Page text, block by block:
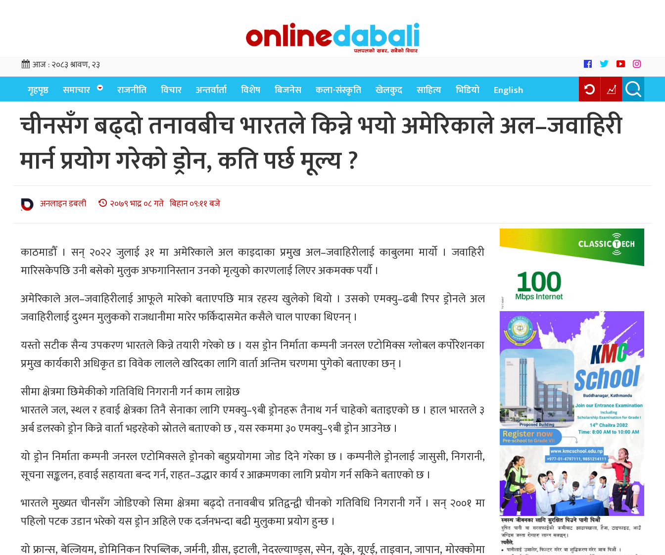
आज :२०८३ श्रावण, २३
गृहपृष्ठ समाचार राजनीति विचार अन्तर्वार्ता विशेष बिजनेस कला-संस्कृति खेलकुद साहित्य भिडियो English
चीनसँग बढ्दो तनावबीच भारतले किन्ने भयो अमेरिकाले अल–जवाहिरी
मार्न प्रयोग गरेको ड्रोन, कति पर्छ मूल्य ?
अनलाइन डबली २०७९ भाद्र ०८ गते बिहान ०९:११ बजे
काठमाडौँ । सन् २०२२ जुलाई ३१ मा अमेरिकाले अल काइदाका प्रमुख अल–जवाहिरीलाई काबुलमा मार्यो । जवाहिरी
मारिसकेपछि उनी बसेको मुलुक अफगानिस्तान उनको मृत्युको कारणलाई लिएर अकमक्क पर्यौ ।
अमेरिकाले अल–जवाहिरीलाई आफूले मारेको बताएपछि मात्र रहस्य खुलेको थियो । उसको एमक्यु–ढबी रिपर ड्रोनले अल
जवाहिरीलाई दुश्मन मुलुकको राजधानीमा मारेर फर्किदासमेत कसैले चाल पाएका थिएनन् ।
यस्तो सटीक सैन्य उपकरण भारतले किन्ने तयारी गरेको छ । यस ड्रोन निर्माता कम्पनी जनरल एटोमिक्स ग्लोबल कर्पोरेशनका
प्रमुख कार्यकारी अधिकृत डा विवेक लालले खरिदका लागि वार्ता अन्तिम चरणमा पुगेको बताएका छन् ।
सीमा क्षेत्रमा छिमेकीको गतिविधि निगरानी गर्न काम लाग्नेछ
भारतले जल, स्थल र हवाई क्षेत्रका तिनै सेनाका लागि एमक्यु–९बी ड्रोनहरू तैनाथ गर्न चाहेको बताइएको छ । हाल भारतले ३
अर्ब डलरको ड्रोन किन्ने वार्ता भइरहेको स्रोतले बताएको छ , यस रकममा ३० एमक्यु–९बी ड्रोन आउनेछ ।
यो ड्रोन निर्माता कम्पनी जनरल एटोमिक्सले ड्रोनको बहुप्रयोगमा जोड दिने गरेका छ । कम्पनीले ड्रोनलाई जासुसी, निगरानी,
सूचना सङ्कलन, हवाई सहायता बन्द गर्न, राहत–उद्धार कार्य र आक्रमणका लागि प्रयोग गर्न सकिने बताएको छ ।
भारतले मुख्यत चीनसँग जोडिएको सिमा क्षेत्रमा बढ्दो तनावबीच प्रतिद्वन्द्वी चीनको गतिविधि निगरानी गर्ने । सन् २००१ मा
पहिलो पटक उडान भरेको यस ड्रोन अहिले एक दर्जनभन्दा बढी मुलुकमा प्रयोग हुन्छ ।
यो फ्रान्स, बेल्जियम, डोमिनिकन रिपब्लिक, जर्मनी, ग्रीस, इटाली, नेदरल्याण्ड्स, स्पेन, यूके, यूएई, ताइवान, जापान, मोरक्कोमा